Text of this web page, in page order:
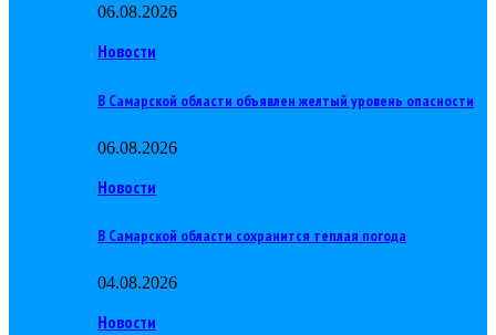
06.08.2026
Новости
В Самарской области объявлен желтый уровень опасности
06.08.2026
Новости
В Самарской области сохранится теплая погода
04.08.2026
Новости